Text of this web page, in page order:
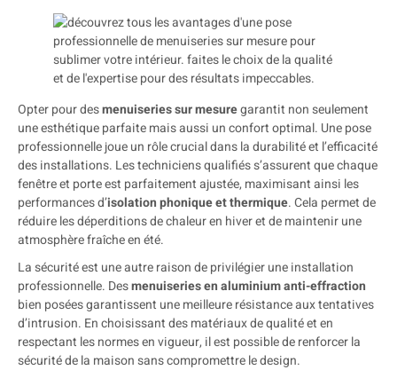
Opter pour desmenuiseries sur mesuregarantit non seulement
une esthétique parfaite mais aussi un confort optimal. Une pose
professionnelle joue un rôle crucial dans la durabilité et l’efficacité
des installations. Les techniciens qualifiés s’assurent que chaque
fenêtre et porte est parfaitement ajustée, maximisant ainsi les
performances d’isolation phonique et thermique. Cela permet de
réduire les déperditions de chaleur en hiver et de maintenir une
atmosphère fraîche en été.
La sécurité est une autre raison de privilégier une installation
professionnelle. Desmenuiseries en aluminium anti-effraction
bien posées garantissent une meilleure résistance aux tentatives
d’intrusion. En choisissant des matériaux de qualité et en
respectant les normes en vigueur, il est possible de renforcer la
sécurité de la maison sans compromettre le design.